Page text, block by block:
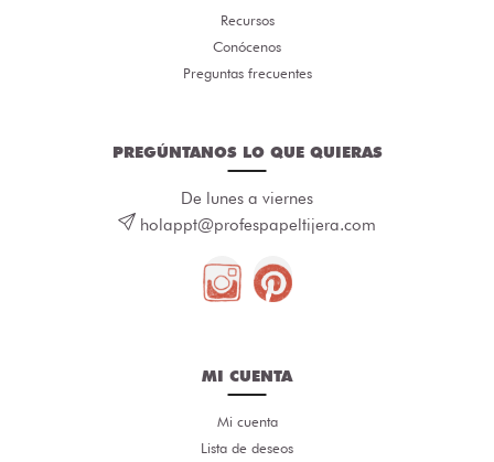
Recursos
Conócenos
Preguntas frecuentes
PREGÚNTANOS LO QUE QUIERAS
De lunes a viernes
holappt@profespapeltijera.com
MI CUENTA
Mi cuenta
Lista de deseos